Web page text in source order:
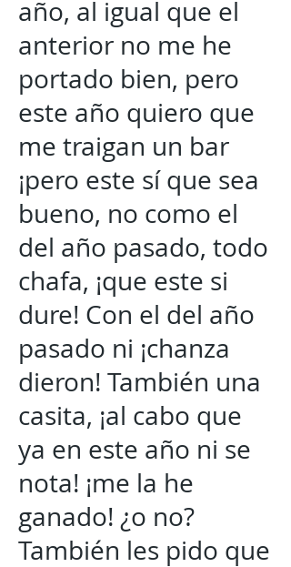
año, al igual que el
anterior no me he
portado bien, pero
este año quiero que
me traigan un bar
¡pero este sí que sea
bueno, no como el
del año pasado, todo
chafa, ¡que este si
dure! Con el del año
pasado ni ¡chanza
dieron! También una
casita, ¡al cabo que
ya en este año ni se
nota! ¡me la he
ganado! ¿o no?
También les pido que